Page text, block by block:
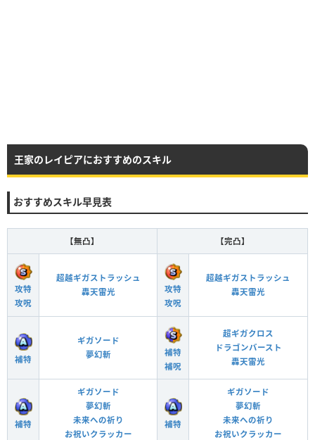
王家のレイピアにおすすめのスキル
おすすめスキル早見表
【無凸】 【完凸】
攻特
攻呪
超越ギガストラッシュ
轟天雷光
攻特
攻呪
超越ギガストラッシュ
轟天雷光
補特
ギガソード
夢幻斬
補特
補呪
超ギガクロス
ドラゴンバースト
轟天雷光
補特
ギガソード
夢幻斬
未来への祈り
お祝いクラッカー
補特
ギガソード
夢幻斬
未来への祈り
お祝いクラッカー